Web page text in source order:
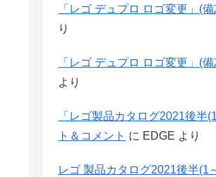
「レゴ デュプロ ロゴ変更」(
り
「レゴ デュプロ ロゴ変更」(
より
「レゴ製品カタログ2021後半
ト＆コメント に EDGE より
レゴ 製品カタログ2021後半(1